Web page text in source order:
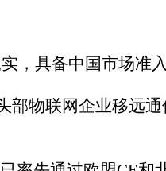
进一步提升了FGH100M在
。它瞄准的是传统Wi-Fi难以